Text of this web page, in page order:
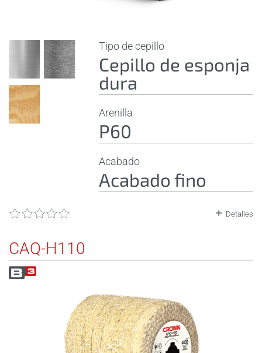
Tipo de cepillo
Cepillo de esponja
dura
Arenilla
P60
Acabado
Acabado fino
Detalles
CAQ-H110